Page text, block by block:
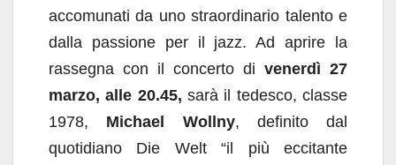
accomunati da uno straordinario talento e
dalla passione per il jazz. Ad aprire la
rassegna con il concerto di venerdì 27
marzo, alle 20.45, sarà il tedesco, classe
1978, Michael Wollny, definito dal
quotidiano Die Welt “il più eccitante